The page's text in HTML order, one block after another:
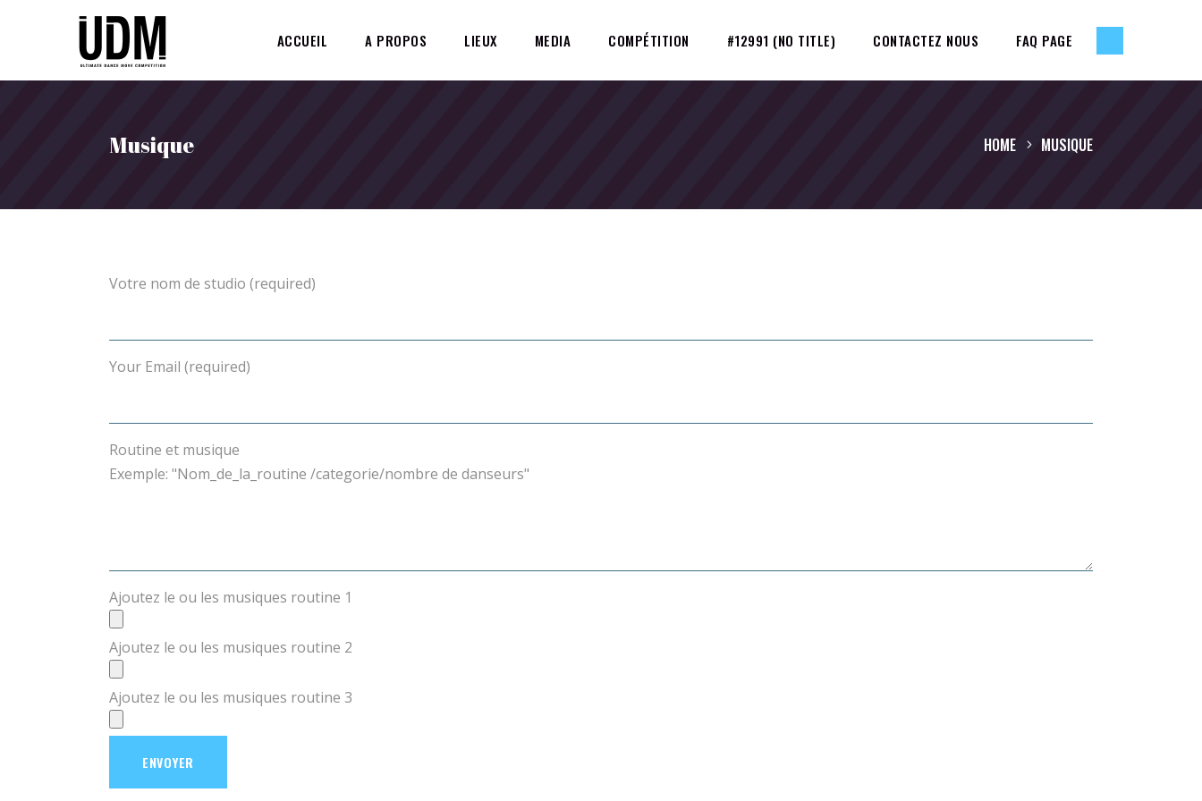
ACCUEIL A PROPOS LIEUX MEDIA COMPÉTITION #12991 (NO TITLE) CONTACTEZ NOUS FAQ PAGE
Musique HOME MUSIQUE
Votre nom de studio (required)
Your Email (required)
Routine et musique
Exemple: "Nom_de_la_routine /categorie/nombre de danseurs"
Ajoutez le ou les musiques routine 1
Ajoutez le ou les musiques routine 2
Ajoutez le ou les musiques routine 3
ENVOYER